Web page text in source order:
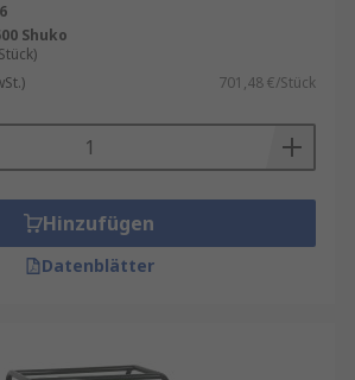
Shuko
701,48 €/Stück
Hinzufügen
Datenblätter